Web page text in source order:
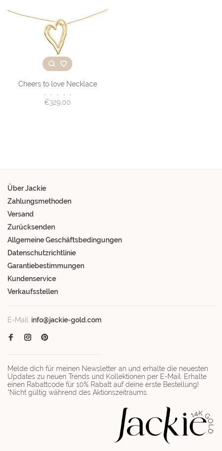
Cheers to love Necklace
• • • • •
€329,00
Über Jackie
Zahlungsmethoden
Versand
Zurücksenden
Allgemeine Geschäftsbedingungen
Datenschutzrichtlinie
Garantiebestimmungen
Kundenservice
Verkaufsstellen
E-Mail: info@jackie-gold.com
Melde dich für meinen Newsletter an und erhalte die neuesten
Updates zu neuen Trends und Kollektionen per E-Mail. Erhalte
einen Rabattcode für 10% Rabatt auf deine erste Bestellung!
*Nicht gültig während des Aktionszeitraums.